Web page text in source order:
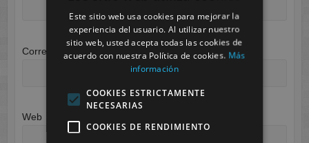
Correo electrónico
Web
Este sitio web usa cookies para mejorar la
experiencia del usuario. Al utilizar nuestro
sitio web, usted acepta todas las cookies de
acuerdo con nuestra Política de cookies. Más
información
COOKIES ESTRICTAMENTE
NECESARIAS
COOKIES DE RENDIMIENTO